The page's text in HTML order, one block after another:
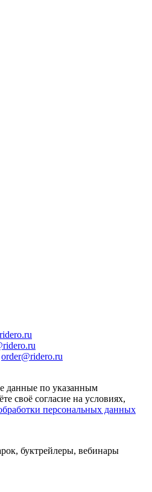
order@ridero.ru
данные по указанным
своё согласие на условиях,
персональных данных
буктрейлеры, вебинары